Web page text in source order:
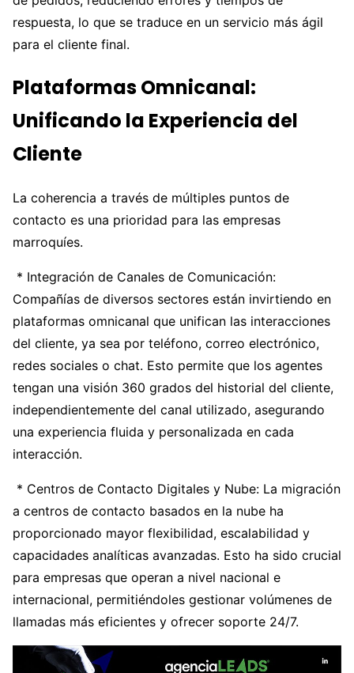
respuesta, lo que se traduce en un servicio más ágil
para el cliente final.
Plataformas Omnicanal:
Unificando la Experiencia del
Cliente
La coherencia a través de múltiples puntos de
contacto es una prioridad para las empresas
marroquíes.
* Integración de Canales de Comunicación:
Compañías de diversos sectores están invirtiendo en
plataformas omnicanal que unifican las interacciones
del cliente, ya sea por teléfono, correo electrónico,
redes sociales o chat. Esto permite que los agentes
tengan una visión 360 grados del historial del cliente,
independientemente del canal utilizado, asegurando
una experiencia fluida y personalizada en cada
interacción.
* Centros de Contacto Digitales y Nube: La migración
a centros de contacto basados en la nube ha
proporcionado mayor flexibilidad, escalabilidad y
capacidades analíticas avanzadas. Esto ha sido crucial
para empresas que operan a nivel nacional e
internacional, permitiéndoles gestionar volúmenes de
llamadas más eficientes y ofrecer soporte 24/7.